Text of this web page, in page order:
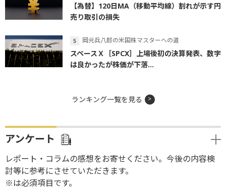
【為替】120日MA（移動平均線）割れが示す円
売り取引の損失
岡元兵八郎の米国株マスターへの道
スペースＸ［SPCX］上場後初の決算発表、数字
は良かったが株価が下落...
ランキング一覧を見る
アンケート
レポート・コラムの感想をお寄せください。今後の内容検
討等に参考にさせていただきます。
※は必須項目です。